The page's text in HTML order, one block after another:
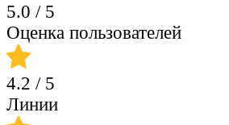
5.0 / 5
Оценка пользователей
4.2 / 5
Линии